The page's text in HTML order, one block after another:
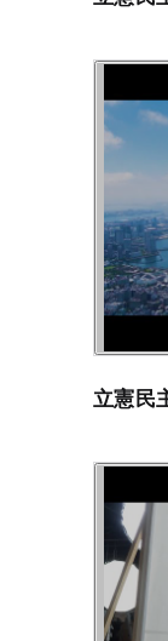
立憲民